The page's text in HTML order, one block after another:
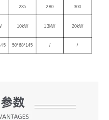
235 280 300
10kW 13kW 20kW
50*68*145 / /